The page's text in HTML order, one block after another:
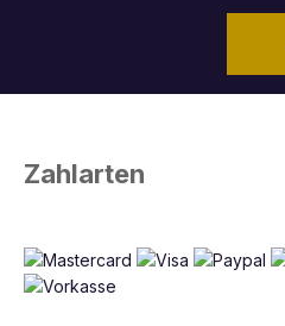
Zahlarten